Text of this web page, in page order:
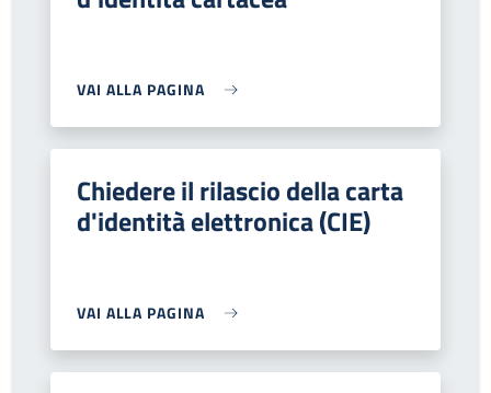
VAI ALLA PAGINA
Chiedere il rilascio della carta
d'identità elettronica (CIE)
VAI ALLA PAGINA